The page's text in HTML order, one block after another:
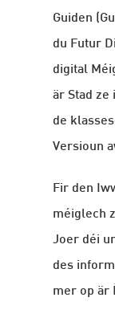
Guiden
du Futur
digital
är Stad
de
Versioun
Fir den
méiglech
Joer déi
des
mer op är